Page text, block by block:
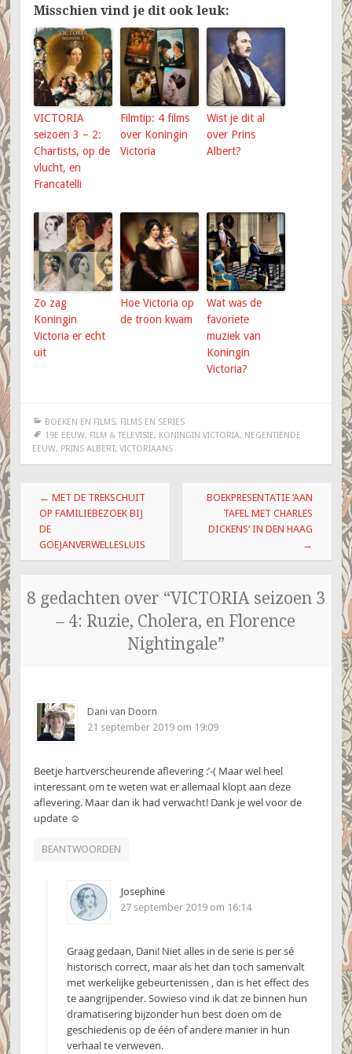
Misschien vind je dit ook leuk:
VICTORIA
seizoen 3 – 2:
Chartists, op de
vlucht, en
Francatelli
Filmtip: 4 films
over Koningin
Victoria
Wist je dit al
over Prins
Albert?
Zo zag
Koningin
Victoria er echt
uit
Hoe Victoria op
de troon kwam
Wat was de
favoriete
muziek van
Koningin
Victoria?
BOEKEN EN FILMS, FILMS EN SERIES
19E EEUW, FILM & TELEVISIE, KONINGIN VICTORIA, NEGENTIENDE
EEUW, PRINS ALBERT, VICTORIAANS
Berichtnavigatie
← MET DE TREKSCHUIT
OP FAMILIEBEZOEK BIJ
DE
GOEJANVERWELLESLUIS
BOEKPRESENTATIE ‘AAN
TAFEL MET CHARLES
DICKENS’ IN DEN HAAG
→
8 gedachten over “VICTORIA seizoen 3
– 4: Ruzie, Cholera, en Florence
Nightingale”
Dani van Doorn
21 september 2019 om 19:09
Beetje hartverscheurende aflevering :’-( Maar wel heel
interessant om te weten wat er allemaal klopt aan deze
aflevering. Maar dan ik had verwacht! Dank je wel voor de
update ☺
BEANTWOORDEN
Josephine
27 september 2019 om 16:14
Graag gedaan, Dani! Niet alles in de serie is per sé
historisch correct, maar als het dan toch samenvalt
met werkelijke gebeurtenissen , dan is het effect des
te aangrijpender. Sowieso vind ik dat ze binnen hun
dramatisering bijzonder hun best doen om de
geschiedenis op de één of andere manier in hun
verhaal te verweven.